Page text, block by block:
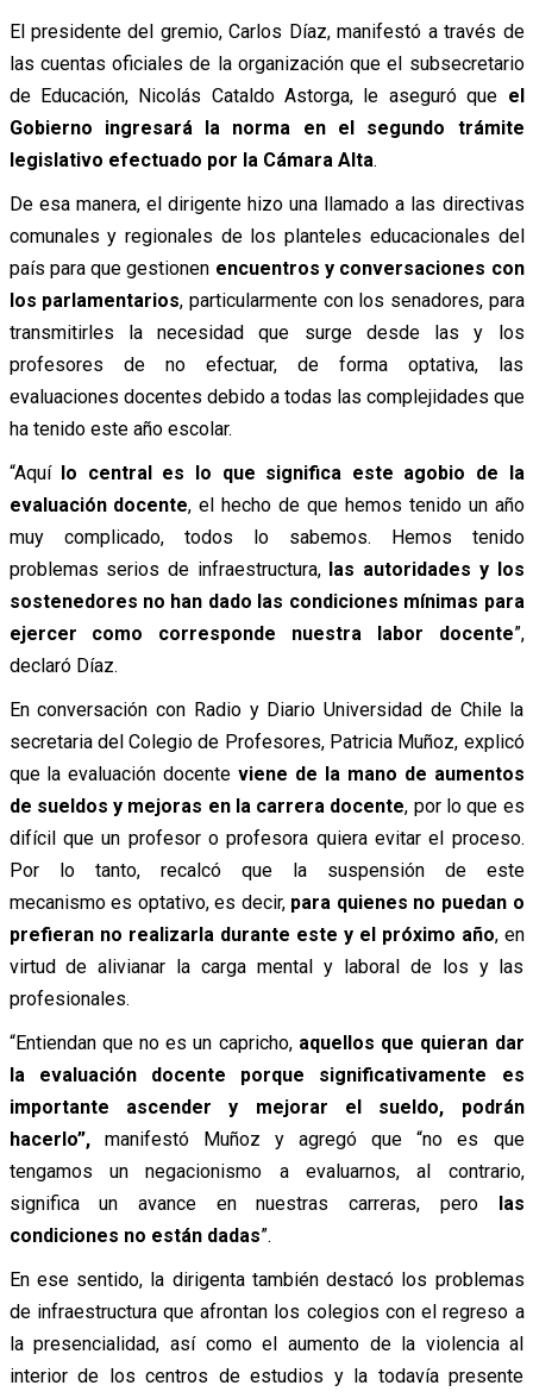
El presidente del gremio, Carlos Díaz, manifestó a través de
las cuentas oficiales de la organización que el subsecretario
de Educación, Nicolás Cataldo Astorga, le aseguró que el
Gobierno ingresará la norma en el segundo trámite
legislativo efectuado por la Cámara Alta.
De esa manera, el dirigente hizo una llamado a las directivas
comunales y regionales de los planteles educacionales del
país para que gestionen encuentros y conversaciones con
los parlamentarios, particularmente con los senadores, para
transmitirles la necesidad que surge desde las y los
profesores de no efectuar, de forma optativa, las
evaluaciones docentes debido a todas las complejidades que
ha tenido este año escolar.
“Aquílo central es lo que significa este agobio de la
evaluación docente, el hecho de que hemos tenido un año
muy complicado, todos lo sabemos. Hemos tenido
problemas serios de infraestructura, las autoridades y los
sostenedores no han dado las condiciones mínimas para
ejercer como corresponde nuestra labor docente”,
declaró Díaz.
En conversación con Radio y Diario Universidad de Chile la
secretaria del Colegio de Profesores, Patricia Muñoz, explicó
que la evaluación docenteviene de la mano de aumentos
de sueldos y mejoras en la carrera docente, por lo que es
difícil que un profesor o profesora quiera evitar el proceso.
Por lo tanto, recalcó que la suspensión de este
mecanismo es optativo, es decir, para quienes no puedan o
prefieran no realizarla durante este y el próximo año, en
virtud de alivianar la carga mental y laboral de los y las
profesionales.
“Entiendan que no es un capricho, aquellos que quieran dar
la evaluación docente porque significativamente es
importante ascender y mejorar el sueldo, podrán
hacerlo”,manifestó Muñoz y agregó que “no es que
tengamos un negacionismo a evaluarnos, al contrario,
significa un avance en nuestras carreras, pero las
condiciones no están dadas”.
En ese sentido, la dirigenta también destacó los problemas
de infraestructura que afrontan los colegios con el regreso a
la presencialidad, así como el aumento de la violencia al
interior de los centros de estudios y la todavía presente